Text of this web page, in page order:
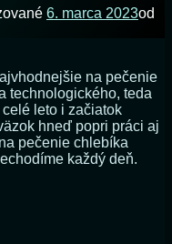
6. marca 2023od
na pečenie
technologického, teda
leto i začiatok
hneď popri práci aj
pečenie chlebíka
každý deň.